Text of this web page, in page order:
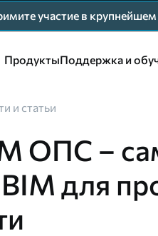
участие в
ПродуктыПоддержка и
и статьи
ОПС –
для